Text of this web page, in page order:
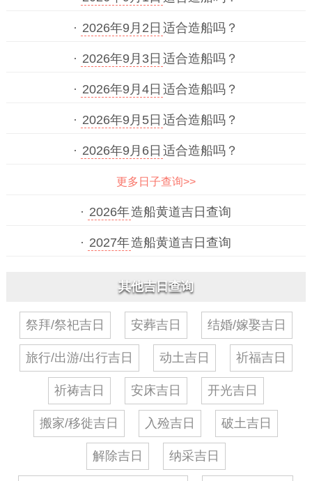
· 2026年9月2日 适合造船吗？
· 2026年9月3日 适合造船吗？
· 2026年9月4日 适合造船吗？
· 2026年9月5日 适合造船吗？
· 2026年9月6日 适合造船吗？
更多日子查询>>
· 2026年造船黄道吉日查询
· 2027年造船黄道吉日查询
其他吉日查询
祭拜/祭祀吉日 安葬吉日 结婚/嫁娶吉日
旅行/出游/出行吉日 动土吉日 祈福吉日
祈祷吉日 安床吉日 开光吉日
搬家/移徙吉日 入殓吉日 破土吉日
解除吉日 纳采吉日